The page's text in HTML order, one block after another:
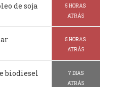
de soja
5 HORAS
ATRÁS
5 HORAS
ATRÁS
biodiesel
7 DIAS
ATRÁS